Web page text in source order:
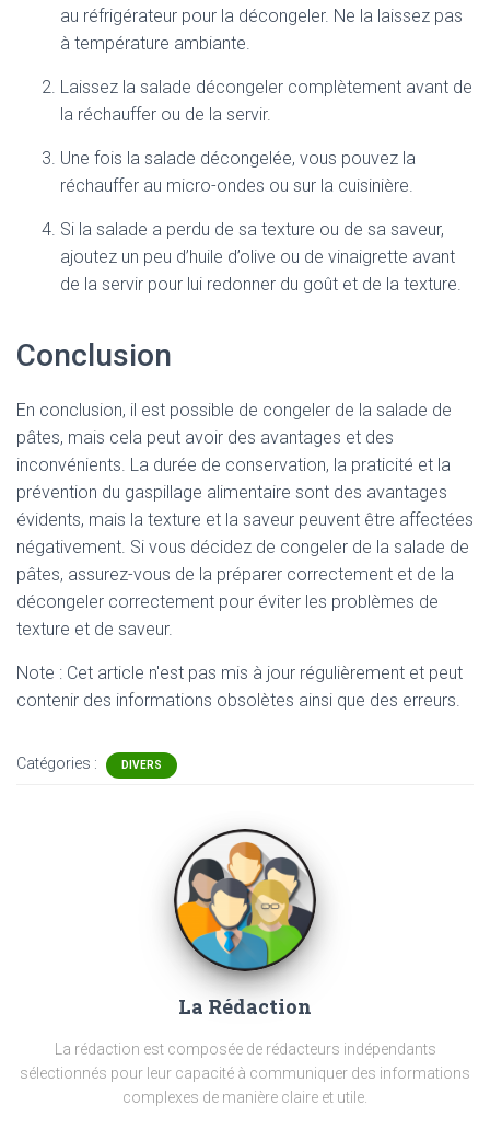
au réfrigérateur pour la décongeler. Ne la laissez pas
à température ambiante.
Laissez la salade décongeler complètement avant de
la réchauffer ou de la servir.
Une fois la salade décongelée, vous pouvez la
réchauffer au micro-ondes ou sur la cuisinière.
Si la salade a perdu de sa texture ou de sa saveur,
ajoutez un peu d’huile d’olive ou de vinaigrette avant
de la servir pour lui redonner du goût et de la texture.
Conclusion
En conclusion, il est possible de congeler de la salade de
pâtes, mais cela peut avoir des avantages et des
inconvénients. La durée de conservation, la praticité et la
prévention du gaspillage alimentaire sont des avantages
évidents, mais la texture et la saveur peuvent être affectées
négativement. Si vous décidez de congeler de la salade de
pâtes, assurez-vous de la préparer correctement et de la
décongeler correctement pour éviter les problèmes de
texture et de saveur.
Note : Cet article n'est pas mis à jour régulièrement et peut
contenir des informations obsolètes ainsi que des erreurs.
Catégories : DIVERS
La Rédaction
La rédaction est composée de rédacteurs indépendants
sélectionnés pour leur capacité à communiquer des informations
complexes de manière claire et utile.